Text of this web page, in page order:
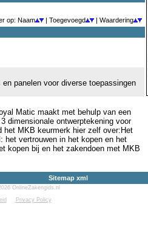
op: Naam | Toegevoegd
| Waardering
panelen voor diverse toepassingen
Matic maakt met behulp van een
dimensionale ontwerptekening voor
het MKB keurmerk hier zelf over:Het
het vertrouwen in het kopen en het
kopen bij en het zakendoen met MKB
Sitemap xml
OnlineZakengids.nl
Privacy Policy